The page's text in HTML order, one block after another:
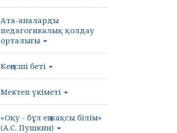
Ата-аналарды
педагогикалық қолдау
орталығы
Кеңесші беті
Мектеп үкіметі
«Оқу - бұл ең жақсы білім»
(А.С. Пушкин)